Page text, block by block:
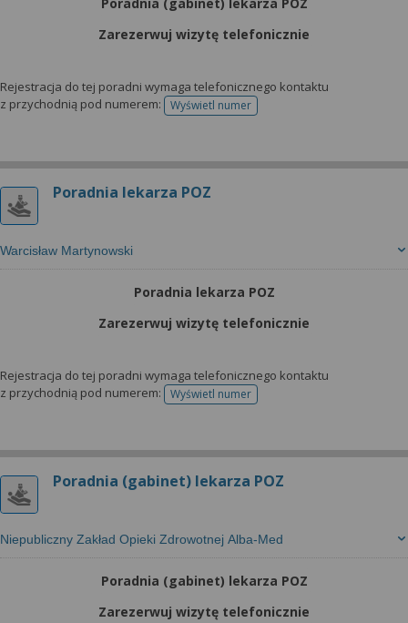
Zarezerwuj wizytę telefonicznie
Rejestracja do tej poradni wymaga telefonicznego kontaktu
z przychodnią pod numerem:
Wyświetl numertelefonu do rejestracji
Poradnia lekarza POZ
Warcisław Martynowski
Poradnia lekarza POZ
Zarezerwuj wizytę telefonicznie
Rejestracja do tej poradni wymaga telefonicznego kontaktu
z przychodnią pod numerem:
Wyświetl numertelefonu do rejestracji
Poradnia (gabinet) lekarza POZ
Niepubliczny Zakład Opieki Zdrowotnej Alba-Med
Poradnia (gabinet) lekarza POZ
Zarezerwuj wizytę telefonicznie